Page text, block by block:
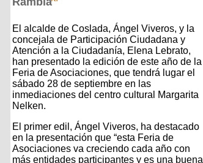
El alcalde de Coslada, Ángel Viveros, y la
concejala de Participación Ciudadana y
Atención a la Ciudadanía, Elena Lebrato,
han presentado la edición de este año de la
Feria de Asociaciones, que tendrá lugar el
sábado 28 de septiembre en las
inmediaciones del centro cultural Margarita
Nelken.
El primer edil, Ángel Viveros, ha destacado
en la presentación que “esta Feria de
Asociaciones va creciendo cada año con
más entidades participantes y es una buena